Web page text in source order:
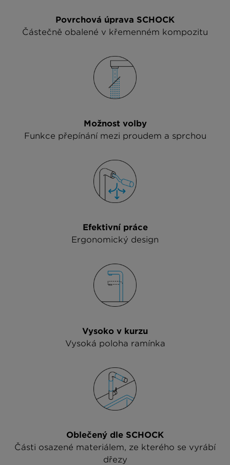
Povrchová úprava SCHOCK
Částečně obalené v křemenném kompozitu
Možnost volby
Funkce přepínání mezi proudem a sprchou
Efektivní práce
Ergonomický design
Vysoko v kurzu
Vysoká poloha ramínka
Oblečený dle SCHOCK
Části osazené materiálem, ze kterého se vyrábí
dřezy